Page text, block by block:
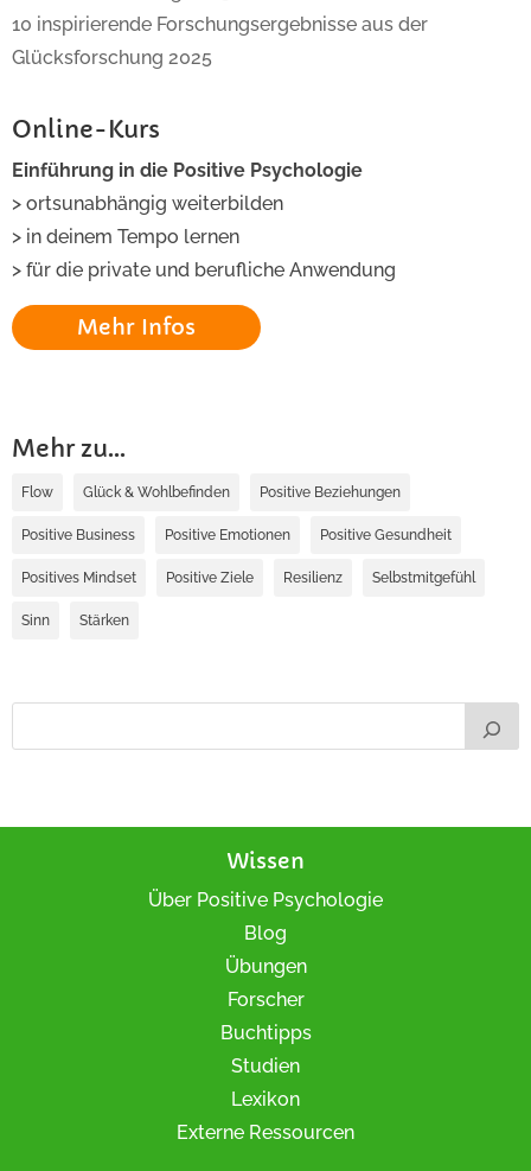
10 inspirierende Forschungsergebnisse aus der
Glücksforschung 2025
Online-Kurs
Einführung in die Positive Psychologie
> ortsunabhängig weiterbilden
> in deinem Tempo lernen
> für die private und berufliche Anwendung
Mehr Infos
Mehr zu...
Flow Glück & Wohlbefinden Positive Beziehungen
Positive Business Positive Emotionen Positive Gesundheit
Positives Mindset Positive Ziele Resilienz Selbstmitgefühl
Sinn Stärken
Wissen
Über Positive Psychologie
Blog
Übungen
Forscher
Buchtipps
Studien
Lexikon
Externe Ressourcen